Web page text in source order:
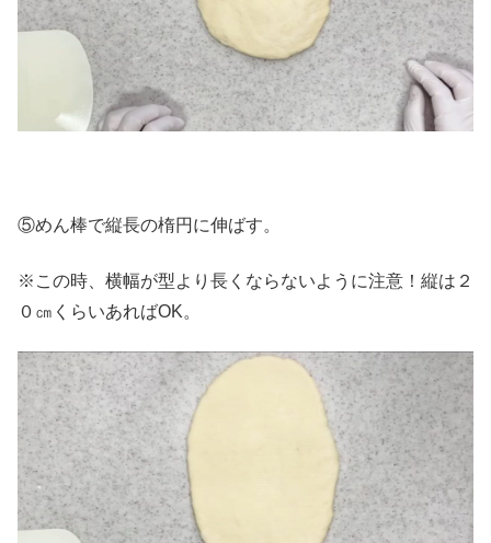
⑤めん棒で縦長の楕円に伸ばす。
※この時、横幅が型より長くならないように注意！縦は２
０㎝くらいあればOK。